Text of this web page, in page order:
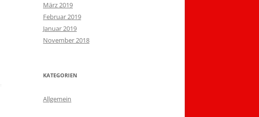
März 2019
Februar 2019
Januar 2019
November 2018
KATEGORIEN
Allgemein